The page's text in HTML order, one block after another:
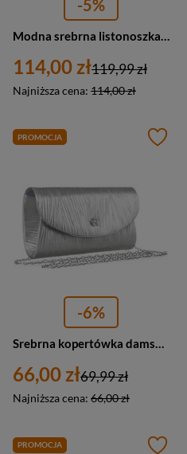
-5%
114,00 zł
Najniższa cena: 114,00 zł
119,99 zł
PROMOCJA
-6%
Srebrna kopertówka damska ze skóry ekologicznej zamykana na magnes - Rovicky
66,00 zł
Najniższa cena: 66,00 zł
69,99 zł
PROMOCJA